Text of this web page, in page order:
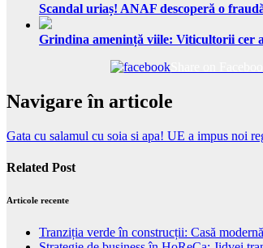
Scandal uriaș! ANAF descoperă o
Grindina amenință viile: Viticultorii cer
Navigare în articole
Gata cu salamul cu soia si apa! UE a impus noi
Related Post
Articole recente
Tranziția verde în construcții: Casă